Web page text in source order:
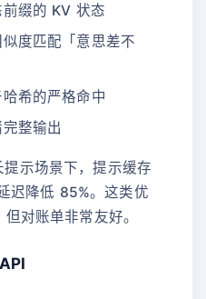
缀的 KV 状态
度匹配「意思差不
希的严格命中
整输出
示场景下，提示缓存
迟降低 85%。这类优
对账单非常友好。